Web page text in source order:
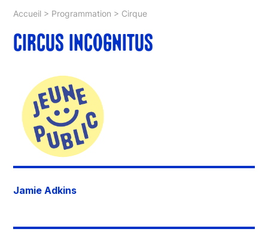
Accueil > Programmation > Cirque
CIRCUS INCOGNITUS
Jamie Adkins